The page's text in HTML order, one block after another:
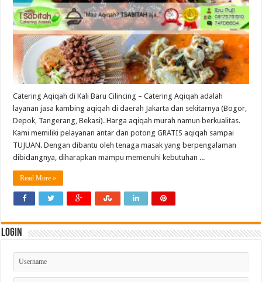
Catering Aqiqah di Kali Baru Cilincing – Catering Aqiqah adalah
layanan jasa kambing aqiqah di daerah Jakarta dan sekitarnya (Bogor,
Depok, Tangerang, Bekasi). Harga aqiqah murah namun berkualitas.
Kami memiliki pelayanan antar dan potong GRATIS aqiqah sampai
TUJUAN. Dengan dibantu oleh tenaga masak yang berpengalaman
dibidangnya, diharapkan mampu memenuhi kebutuhan ...
Read More »
Login